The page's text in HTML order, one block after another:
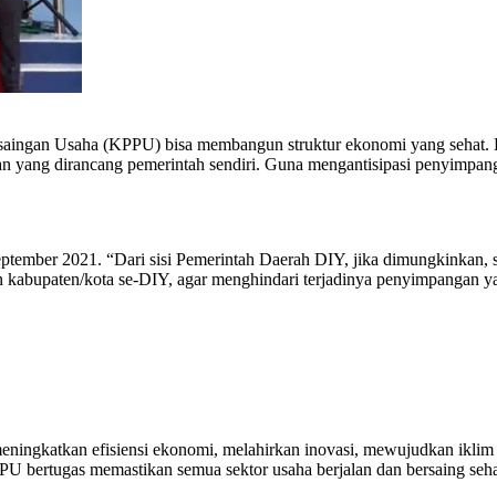
Usaha (KPPU) bisa membangun struktur ekonomi yang sehat.
dirancang pemerintah sendiri. Guna mengantisipasi
2021. “Dari sisi Pemerintah Daerah DIY, jika dimungkinkan,
kota se-DIY, agar menghindari terjadinya penyimpangan
efisiensi ekonomi, melahirkan inovasi, mewujudkan
memastikan semua sektor usaha berjalan dan bersaing